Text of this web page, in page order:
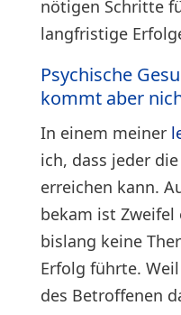
nötigen Schritte
langfristige
Psychische
kommt aber
In einem meiner
ich, dass jeder
erreichen kann.
bekam ist
bislang keine
Erfolg führte.
des Betroffenen